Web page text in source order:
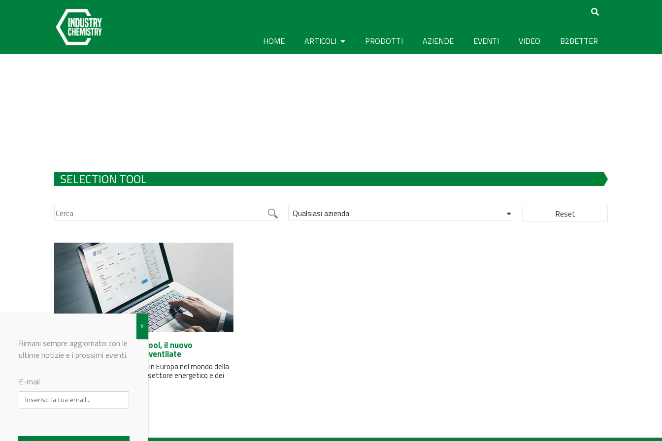
HOME ARTICOLI PRODOTTI AZIENDE EVENTI VIDEO B2BETTER
SELECTION TOOL
Qualsiasi azienda Reset
Refrion lancia Selection Tool, il nuovo
configuratore delle unità ventilate
La realtà punto di riferimento in Europa nel mondo della
refrigerazione industriale, nel settore energetico e dei
Rimani sempre aggiornato con le
ultime notizie e i prossimi eventi.
E-mail